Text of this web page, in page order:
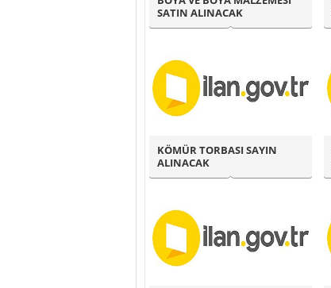
SATIN ALINACAK
KÖMÜR TORBASI SAYIN
ALINACAK